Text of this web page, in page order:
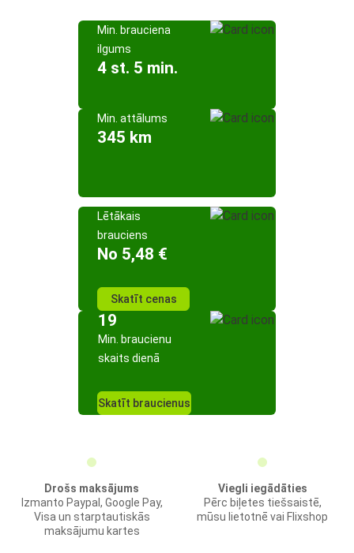
Min. brauciena
ilgums
4 st. 5 min.
Min. attālums
345 km
Lētākais
brauciens
No 5,48 €
Skatīt cenas
19
Min. braucienu
skaits dienā
Skatīt braucienus
Drošs maksājums
Izmanto Paypal, Google Pay,
Visa un starptautiskās
maksājumu kartes
Viegli iegādāties
Pērc biļetes tiešsaistē,
mūsu lietotnē vai Flixshop